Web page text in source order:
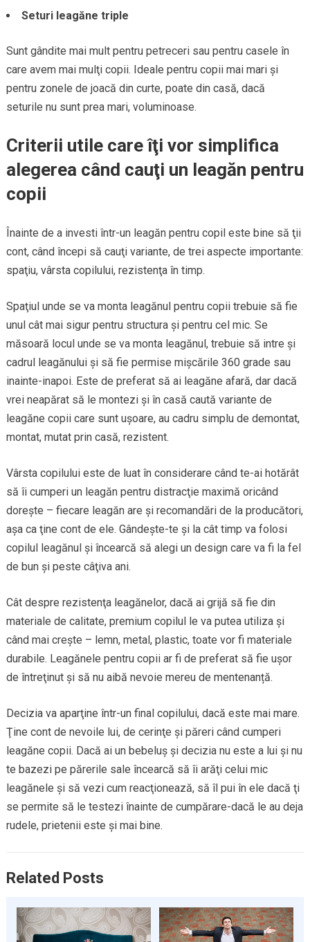
Seturi leagăne triple
Sunt gândite mai mult pentru petreceri sau pentru casele în
care avem mai mulţi copii. Ideale pentru copii mai mari şi
pentru zonele de joacă din curte, poate din casă, dacă
seturile nu sunt prea mari, voluminoase.
Criterii utile care îţi vor simplifica
alegerea când cauţi un leagăn pentru
copii
Înainte de a investi într-un leagăn pentru copil este bine să ţii
cont, când începi să cauţi variante, de trei aspecte importante:
spaţiu, vârsta copilului, rezistenţa în timp.
Spaţiul unde se va monta leagănul pentru copii trebuie să fie
unul cât mai sigur pentru structura şi pentru cel mic. Se
măsoară locul unde se va monta leagănul, trebuie să intre şi
cadrul leagănului şi să fie permise mişcările 360 grade sau
inainte-inapoi. Este de preferat să ai leagăne afară, dar dacă
vrei neapărat să le montezi şi în casă caută variante de
leagăne copii care sunt uşoare, au cadru simplu de demontat,
montat, mutat prin casă, rezistent.
Vârsta copilului este de luat în considerare când te-ai hotărât
să îi cumperi un leagăn pentru distracţie maximă oricând
doreşte – fiecare leagăn are şi recomandări de la producători,
aşa ca ţine cont de ele. Gândeşte-te şi la cât timp va folosi
copilul leagănul şi încearcă să alegi un design care va fi la fel
de bun şi peste câţiva ani.
Cât despre rezistenţa leagănelor, dacă ai grijă să fie din
materiale de calitate, premium copilul le va putea utiliza şi
când mai creşte – lemn, metal, plastic, toate vor fi materiale
durabile. Leagănele pentru copii ar fi de preferat să fie uşor
de întreţinut şi să nu aibă nevoie mereu de mentenanță.
Decizia va aparţine într-un final copilului, dacă este mai mare.
Ţine cont de nevoile lui, de cerinţe şi păreri când cumperi
leagăne copii. Dacă ai un bebeluş şi decizia nu este a lui şi nu
te bazezi pe părerile sale încearcă să îi arăţi celui mic
leagănele şi să vezi cum reacţionează, să îl pui în ele dacă ţi
se permite să le testezi înainte de cumpărare-dacă le au deja
rudele, prietenii este şi mai bine.
Related Posts